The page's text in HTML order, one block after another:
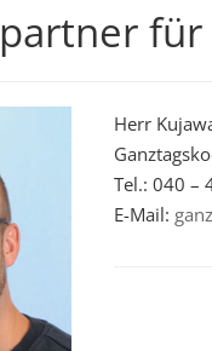
für
Herr
Tel.: 040 –
E-Mail: